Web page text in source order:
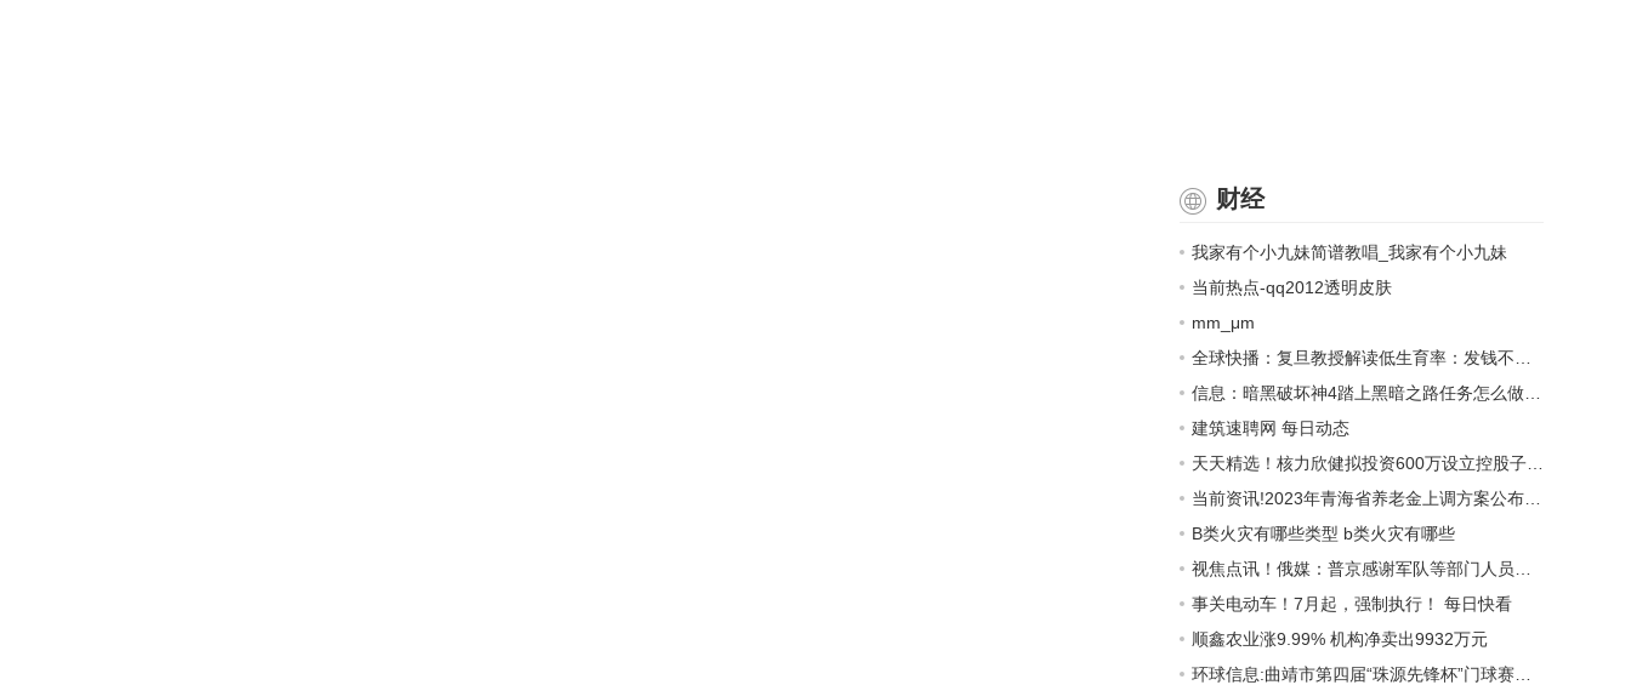
财经
我家有个小九妹简谱教唱_我家有个小九妹
当前热点-qq2012透明皮肤
mm_μm
建筑速聘网 每日动态
B类火灾有哪些类型 b类火灾有哪些
事关电动车！7月起，强制执行！ 每日快看
顺鑫农业涨9.99% 机构净卖出9932万元